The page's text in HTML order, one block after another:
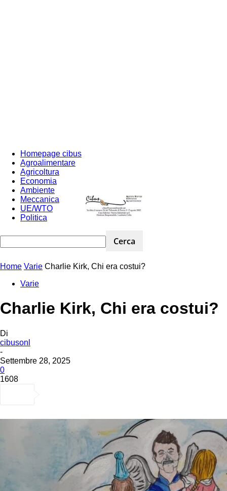
Homepage cibus
Agroalimentare
Agricoltura
Economia
Ambiente
Meccanica
UE/WTO
Politica
Home Varie Charlie Kirk, Chi era costui?
Varie
Charlie Kirk, Chi era costui?
Di
cibusonl
-
Settembre 28, 2025
0
1608